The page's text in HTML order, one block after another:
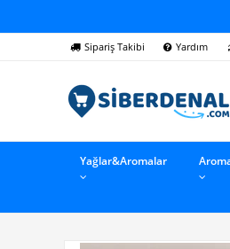
Sipariş Takibi Yardım
Yağlar&Aromalar